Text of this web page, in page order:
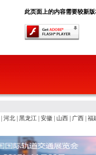
此页面上的内容需要较新版
河北 黑龙江 安徽 山西 广西 福